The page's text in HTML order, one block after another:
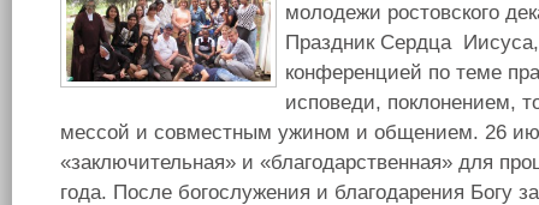
молодежи ростовского
Праздник Сердца
конференцией по теме
исповеди, поклонением,
мессой и совместным ужином и общением. 26
«заключительная» и «благодарственная» для
года. После богослужения и благодарения Богу